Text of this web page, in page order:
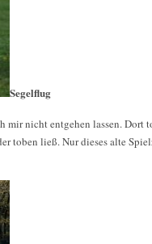
Segelflug
nicht entgehen lassen. Dort
toben ließ. Nur dieses alte